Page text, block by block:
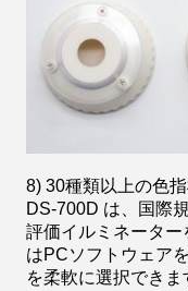
8) 30種類以上の色
DS-700D は、国際
評価イルミネータ
はPCソフトウェア
を柔軟に選択できま